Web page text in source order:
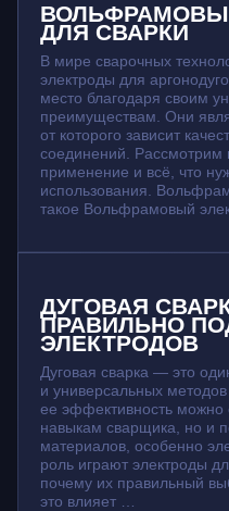
ДЛЯ СВАРКИ
В мире сварочных
электроды для
место благодаря своим
преимуществам. Они
от которого зависит
соединений. Рассмотрим
применение и всё, что
использования.
такое Вольфрамовый
ДУГОВАЯ
ПРАВИЛЬНО
ЭЛЕКТРОДОВ
Дуговая сварка — это
и универсальных
ее эффективность можно
навыкам сварщика, но и
материалов, особенно
роль играют электроды
почему их правильный
это влияет …